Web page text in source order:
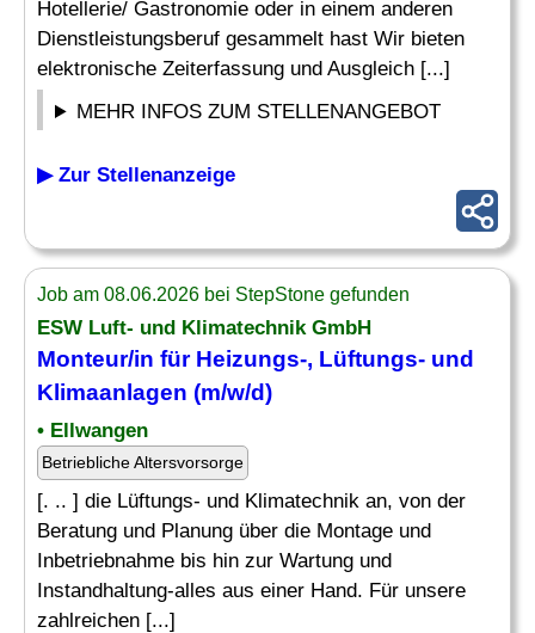
Hotellerie/ Gastronomie oder in einem anderen
Dienstleistungsberuf gesammelt hast Wir bieten
elektronische Zeiterfassung und Ausgleich [...]
MEHR INFOS ZUM STELLENANGEBOT
▶ Zur Stellenanzeige
Job am 08.06.2026 bei StepStone gefunden
ESW Luft- und Klimatechnik GmbH
Monteur/in für Heizungs-, Lüftungs- und
Klimaanlagen (m/w/d)
• Ellwangen
Betriebliche Altersvorsorge
[. .. ] die Lüftungs- und Klimatechnik an, von der
Beratung und Planung über die Montage und
Inbetriebnahme bis hin zur Wartung und
Instandhaltung-alles aus einer Hand. Für unsere
zahlreichen [...]